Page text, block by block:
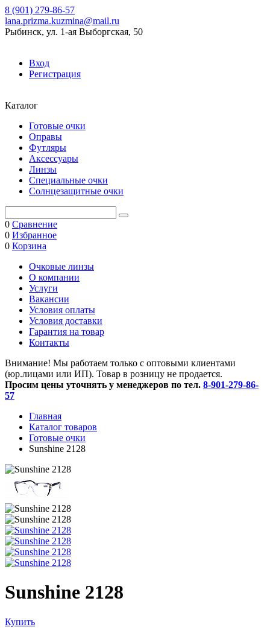
8 (901) 279-86-57
lana.prizma.kuzmina@mail.ru
Рыбинск, ул. 1-ая Выборгская, 50
Вход
Регистрация
Каталог
Готовые очки
Оправы
Футляры
Аксессуары
Линзы
Специальные очки
Солнцезащитные очки
0 Сравнение
0 Избранное
0 Корзина
Очковые линзы
O компании
Услуги
Вакансии
Условия оплаты
Условия доставки
Гарантия на товар
Контакты
Внимание! Мы работаем только с оптовыми клиентами
(юр.лицами или ИП). Товар в розницу не продается.
Просим цены уточнять у менеджеров по тел. 8-901-279-86-
57
Главная
Каталог товаров
Готовые очки
Sunshine 2128
Sunshine 2128
Купить